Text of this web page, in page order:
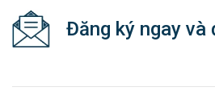
Đăng ký ngay và